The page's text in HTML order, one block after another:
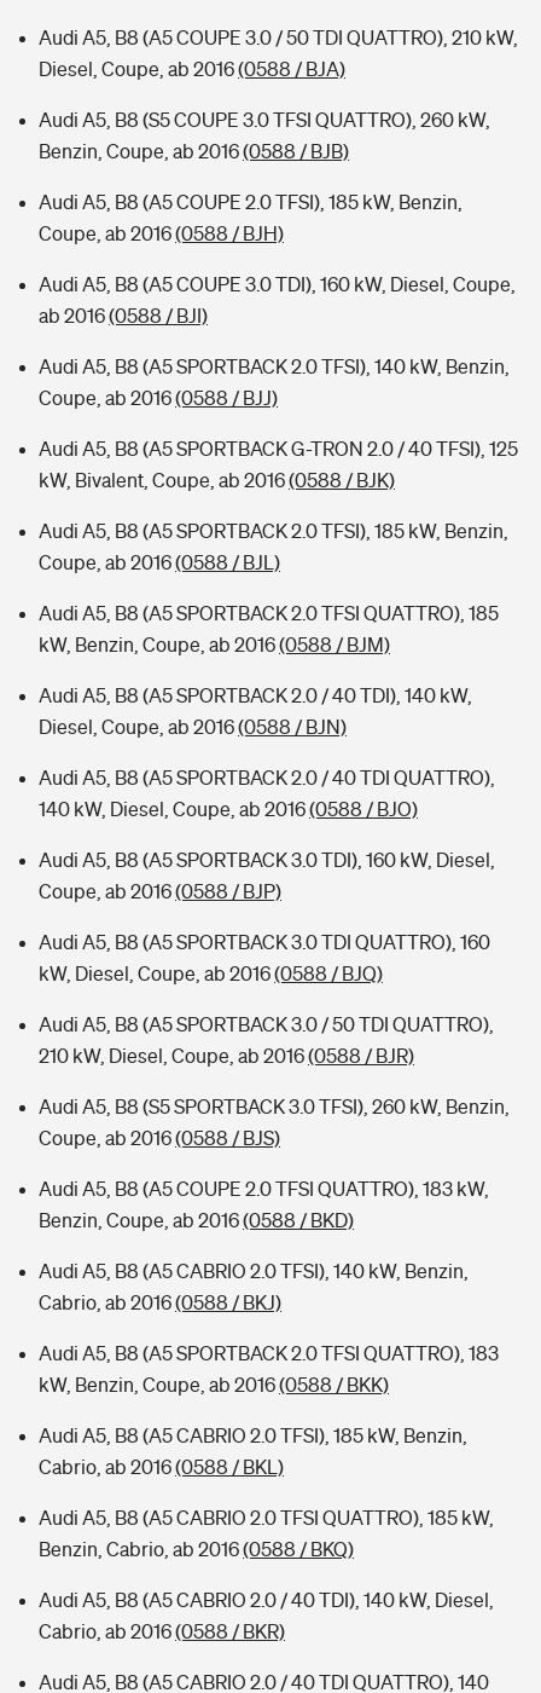
Audi A5, B8 (A5 COUPE 3.0 / 50 TDI QUATTRO), 210 kW,
Diesel, Coupe, ab 2016(0588 / BJA)
Audi A5, B8 (S5 COUPE 3.0 TFSI QUATTRO), 260 kW,
Benzin, Coupe, ab 2016(0588 / BJB)
Audi A5, B8 (A5 COUPE 2.0 TFSI), 185 kW, Benzin,
Coupe, ab 2016(0588 / BJH)
Audi A5, B8 (A5 COUPE 3.0 TDI), 160 kW, Diesel, Coupe,
ab 2016(0588 / BJI)
Audi A5, B8 (A5 SPORTBACK 2.0 TFSI), 140 kW, Benzin,
Coupe, ab 2016(0588 / BJJ)
Audi A5, B8 (A5 SPORTBACK G-TRON 2.0 / 40 TFSI), 125
kW, Bivalent, Coupe, ab 2016(0588 / BJK)
Audi A5, B8 (A5 SPORTBACK 2.0 TFSI), 185 kW, Benzin,
Coupe, ab 2016(0588 / BJL)
Audi A5, B8 (A5 SPORTBACK 2.0 TFSI QUATTRO), 185
kW, Benzin, Coupe, ab 2016(0588 / BJM)
Audi A5, B8 (A5 SPORTBACK 2.0 / 40 TDI), 140 kW,
Diesel, Coupe, ab 2016(0588 / BJN)
Audi A5, B8 (A5 SPORTBACK 2.0 / 40 TDI QUATTRO),
140 kW, Diesel, Coupe, ab 2016(0588 / BJO)
Audi A5, B8 (A5 SPORTBACK 3.0 TDI), 160 kW, Diesel,
Coupe, ab 2016(0588 / BJP)
Audi A5, B8 (A5 SPORTBACK 3.0 TDI QUATTRO), 160
kW, Diesel, Coupe, ab 2016(0588 / BJQ)
Audi A5, B8 (A5 SPORTBACK 3.0 / 50 TDI QUATTRO),
210 kW, Diesel, Coupe, ab 2016(0588 / BJR)
Audi A5, B8 (S5 SPORTBACK 3.0 TFSI), 260 kW, Benzin,
Coupe, ab 2016(0588 / BJS)
Audi A5, B8 (A5 COUPE 2.0 TFSI QUATTRO), 183 kW,
Benzin, Coupe, ab 2016(0588 / BKD)
Audi A5, B8 (A5 CABRIO 2.0 TFSI), 140 kW, Benzin,
Cabrio, ab 2016(0588 / BKJ)
Audi A5, B8 (A5 SPORTBACK 2.0 TFSI QUATTRO), 183
kW, Benzin, Coupe, ab 2016(0588 / BKK)
Audi A5, B8 (A5 CABRIO 2.0 TFSI), 185 kW, Benzin,
Cabrio, ab 2016(0588 / BKL)
Audi A5, B8 (A5 CABRIO 2.0 TFSI QUATTRO), 185 kW,
Benzin, Cabrio, ab 2016(0588 / BKQ)
Audi A5, B8 (A5 CABRIO 2.0 / 40 TDI), 140 kW, Diesel,
Cabrio, ab 2016(0588 / BKR)
Audi A5, B8 (A5 CABRIO 2.0 / 40 TDI QUATTRO), 140